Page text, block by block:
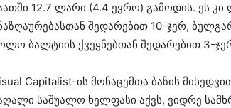
12.7 ლარი (4.4 ევრო) გამოდის. ეს
შედარებით 10-ჯერ,
ბალტიის ქვეყნებთან შედარებით 3-
Capitalist-ის მონაცემთა ბაზის
საშუალო ხელფასი აქვს, ვიდრე